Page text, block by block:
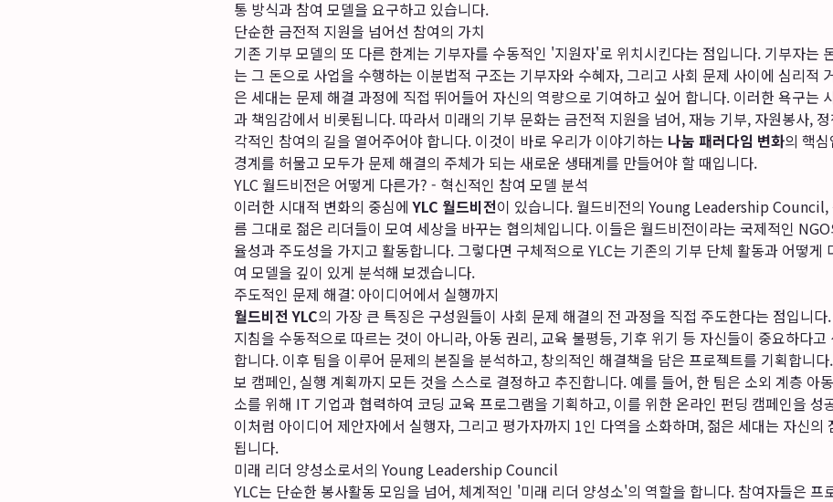
통 방식과 참여 모델을 요구하고 있습니다.
단순한 금전적 지원을 넘어선 참여의 가치
기존 기부 모델의 또 다른 한계는 기부자를 수동적인 '지원자'로 위치시킨다는 점입니다. 기부자는
는 그 돈으로 사업을 수행하는 이분법적 구조는 기부자와 수혜자, 그리고 사회 문제 사이에 심리적
은 세대는 문제 해결 과정에 직접 뛰어들어 자신의 역량으로 기여하고 싶어 합니다. 이러한 욕구는
과 책임감에서 비롯됩니다. 따라서 미래의 기부 문화는 금전적 지원을 넘어, 재능 기부, 자원봉사,
각적인 참여의 길을 열어주어야 합니다. 이것이 바로 우리가 이야기하는 나눔 패러다임 변화의 핵
경계를 허물고 모두가 문제 해결의 주체가 되는 새로운 생태계를 만들어야 할 때입니다.
YLC 월드비전은 어떻게 다른가? - 혁신적인 참여 모델 분석
이러한 시대적 변화의 중심에YLC 월드비전이 있습니다. 월드비전의 Young Leadership Council,
름 그대로 젊은 리더들이 모여 세상을 바꾸는 협의체입니다. 이들은 월드비전이라는 국제적인
율성과 주도성을 가지고 활동합니다. 그렇다면 구체적으로 YLC는 기존의 기부 단체 활동과 어떻게
여 모델을 깊이 있게 분석해 보겠습니다.
주도적인 문제 해결: 아이디어에서 실행까지
월드비전 YLC의 가장 큰 특징은 구성원들이 사회 문제 해결의 전 과정을 직접 주도한다는 점입니
지침을 수동적으로 따르는 것이 아니라, 아동 권리, 교육 불평등, 기후 위기 등 자신들이 중요하다
합니다. 이후 팀을 이루어 문제의 본질을 분석하고, 창의적인 해결책을 담은 프로젝트를 기획합니
보 캠페인, 실행 계획까지 모든 것을 스스로 결정하고 추진합니다. 예를 들어, 한 팀은 소외 계층 아
소를 위해 IT 기업과 협력하여 코딩 교육 프로그램을 기획하고, 이를 위한 온라인 펀딩 캠페인을 성
이처럼 아이디어 제안자에서 실행자, 그리고 평가자까지 1인 다역을 소화하며, 젊은 세대는 자신의
됩니다.
미래 리더 양성소로서의 Young Leadership Council
YLC는 단순한 봉사활동 모임을 넘어, 체계적인 '미래 리더 양성소'의 역할을 합니다. 참여자들은 프